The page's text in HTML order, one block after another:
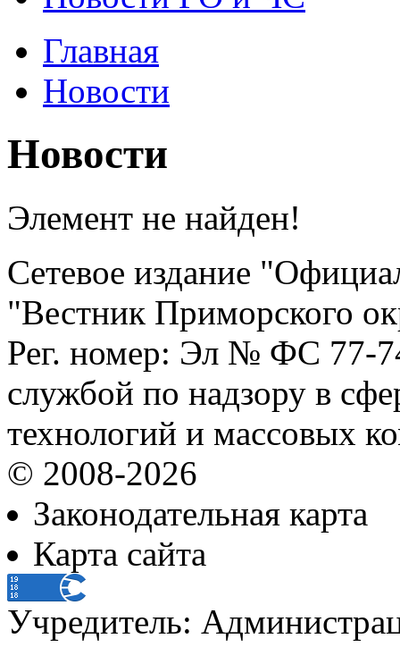
Главная
Новости
Новости
Элемент не найден!
Сетевое издание
"Вестник Приморского
Рег. номер: Эл № ФС 77-
службой по надзору в
технологий и массовых
© 2008-2026
Законодательная карта
Карта сайта
Учредитель: